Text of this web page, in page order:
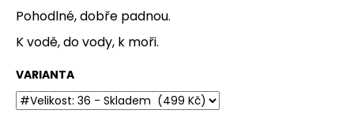
Pohodlné, dobře padnou.
K vodě, do vody, k moři.
VARIANTA
o
p
o
r
u